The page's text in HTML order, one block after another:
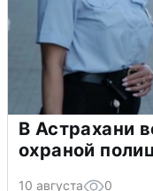
В Астрахани
охраной
10 августа 0